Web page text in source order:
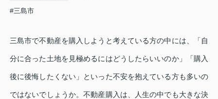
#三島市
三島市で不動産を購入しようと考えている方の中には、「自
分に合った土地を見極めるにはどうしたらいいのか」「購入
後に後悔したくない」といった不安を抱えている方も多いの
ではないでしょうか。不動産購入は、人生の中でも大きな決